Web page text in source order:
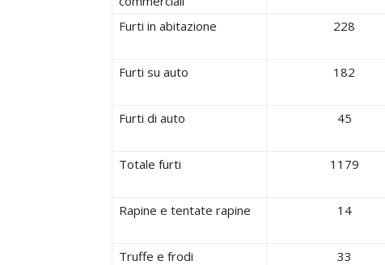
Furti in abitazione 228
Furti su auto 182
Furti di auto 45
Totale furti 1179
Rapine e tentate rapine 14
Truffe e frodi
33